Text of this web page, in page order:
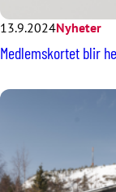
13.9.2024Nyheter
Medlemskortet blir